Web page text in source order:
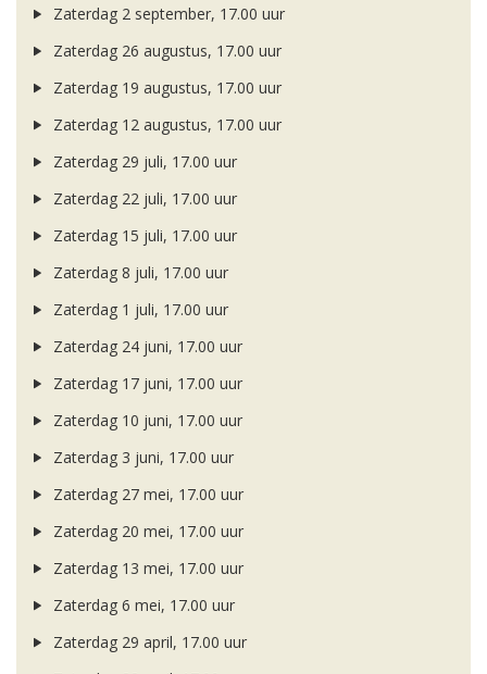
Zaterdag 2 september, 17.00 uur
Zaterdag 26 augustus, 17.00 uur
Zaterdag 19 augustus, 17.00 uur
Zaterdag 12 augustus, 17.00 uur
Zaterdag 29 juli, 17.00 uur
Zaterdag 22 juli, 17.00 uur
Zaterdag 15 juli, 17.00 uur
Zaterdag 8 juli, 17.00 uur
Zaterdag 1 juli, 17.00 uur
Zaterdag 24 juni, 17.00 uur
Zaterdag 17 juni, 17.00 uur
Zaterdag 10 juni, 17.00 uur
Zaterdag 3 juni, 17.00 uur
Zaterdag 27 mei, 17.00 uur
Zaterdag 20 mei, 17.00 uur
Zaterdag 13 mei, 17.00 uur
Zaterdag 6 mei, 17.00 uur
Zaterdag 29 april, 17.00 uur